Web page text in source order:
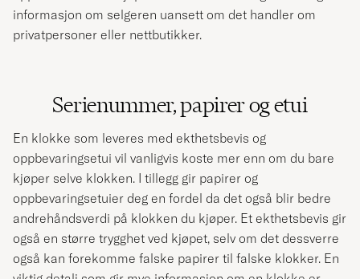
informasjon om selgeren uansett om det handler om
privatpersoner eller nettbutikker.
Serienummer, papirer og etui
En klokke som leveres med ekthetsbevis og
oppbevaringsetui vil vanligvis koste mer enn om du bare
kjøper selve klokken. I tillegg gir papirer og
oppbevaringsetuier deg en fordel da det også blir bedre
andrehåndsverdi på klokken du kjøper. Et ekthetsbevis gir
også en større trygghet ved kjøpet, selv om det dessverre
også kan forekomme falske papirer til falske klokker. En